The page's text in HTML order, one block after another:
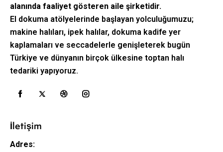
alanında faaliyet gösteren aile şirketidir.
El dokuma atölyelerinde başlayan yolculuğumuzu;
makine halıları, ipek halılar, dokuma kadife yer
kaplamaları ve seccadelerle genişleterek bugün
Türkiye ve dünyanın birçok ülkesine toptan halı
tedariki yapıyoruz.
İletişim
Adres: